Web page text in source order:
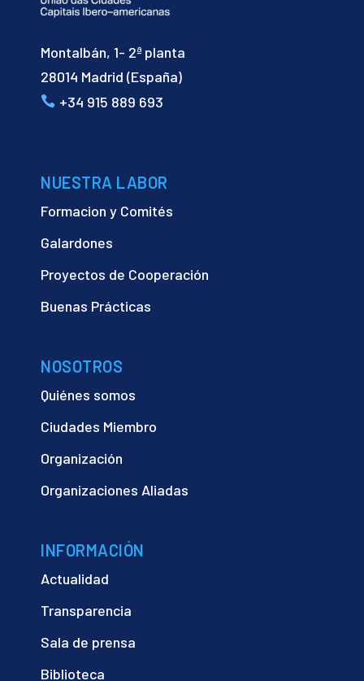
Montalbán, 1- 2ª planta
28014 Madrid (España)
+34 915 889 693
NUESTRA LABOR
Formacion y Comités
Galardones
Proyectos de Cooperación
Buenas Prácticas
NOSOTROS
Quiénes somos
Ciudades Miembro
Organización
Organizaciones Aliadas
INFORMACIÓN
Actualidad
Transparencia
Sala de prensa
Biblioteca